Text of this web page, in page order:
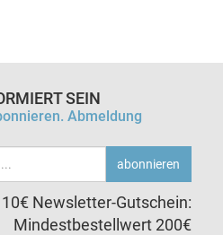
SEIN
Abmeldung
abonnieren
Newsletter-Gutschein:
Mindestbestellwert 200€